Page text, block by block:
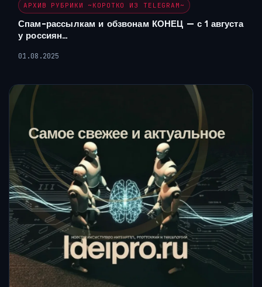
АРХИВ РУБРИКИ ~КОРОТКО ИЗ TELEGRAM~
Спам-рассылкам и обзвонам КОНЕЦ — с 1 августа
у россиян…
01.08.2025